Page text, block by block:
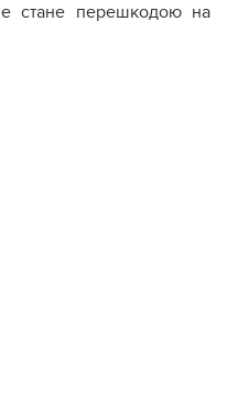
стане перешкодою на